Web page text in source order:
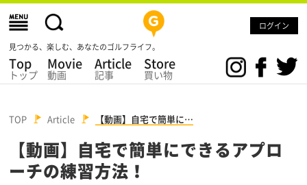
ログイン
見つかる、楽しむ、あなたのゴルフライフ。
Top
トップ
Movie
動画
Article
記事
Store
買い物
TOP Article 【動画】自宅で簡単に…
【動画】自宅で簡単にできるアプロ
ーチの練習方法！